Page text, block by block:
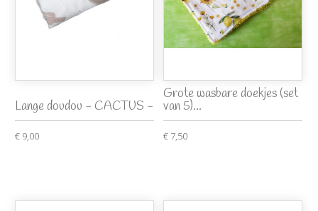
Lange doudou - CACTUS -
€ 9,00
Grote wasbare doekjes (set
van 5)...
€ 7,50